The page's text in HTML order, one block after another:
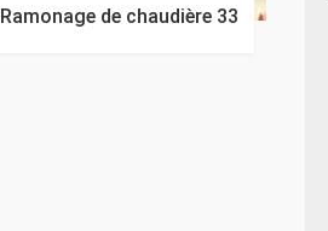
Ramonage de chaudière 33